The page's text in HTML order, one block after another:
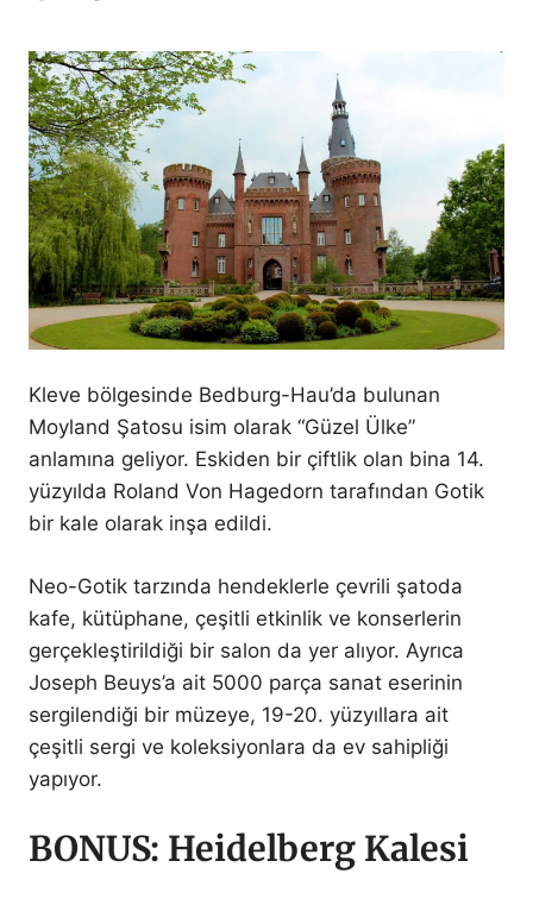
Kleve bölgesinde Bedburg-Hau’da bulunan
Moyland Şatosu isim olarak “Güzel Ülke”
anlamına geliyor. Eskiden bir çiftlik olan bina 14.
yüzyılda Roland Von Hagedorn tarafından Gotik
bir kale olarak inşa edildi.
Neo-Gotik tarzında hendeklerle çevrili şatoda
kafe, kütüphane, çeşitli etkinlik ve konserlerin
gerçekleştirildiği bir salon da yer alıyor. Ayrıca
Joseph Beuys’a ait 5000 parça sanat eserinin
sergilendiği bir müzeye, 19-20. yüzyıllara ait
çeşitli sergi ve koleksiyonlara da ev sahipliği
yapıyor.
BONUS: Heidelberg Kalesi